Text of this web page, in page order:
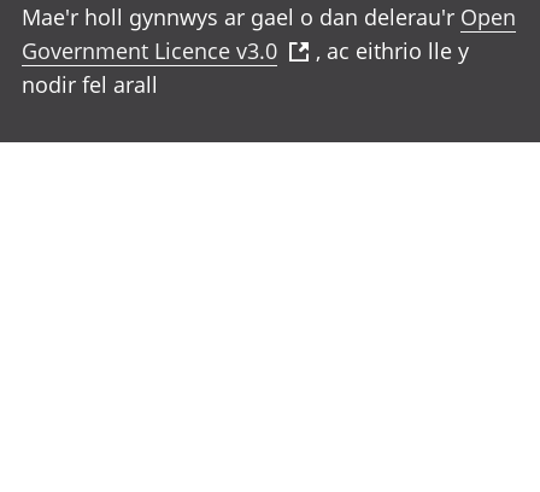
Mae'r holl gynnwys ar gael o dan delerau'r Open
Government Licence v3.0
, ac eithrio lle y
nodir fel arall